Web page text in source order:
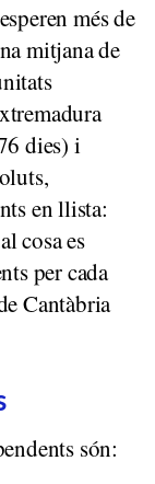
més de
mitjana de
dies) i
en llista:
cosa es
per cada
Cantàbria
són: